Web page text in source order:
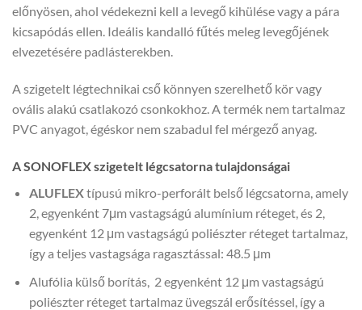
előnyösen, ahol védekezni kell a levegő kihülése vagy a pára
kicsapódás ellen. Ideális kandalló fűtés meleg levegőjének
elvezetésére padlásterekben.
A szigetelt légtechnikai cső könnyen szerelhető kör vagy
ovális alakú csatlakozó csonkokhoz. A termék nem tartalmaz
PVC anyagot, égéskor nem szabadul fel mérgező anyag.
A SONOFLEX szigetelt légcsatorna tulajdonságai
ALUFLEXtípusú mikro-perforált belső légcsatorna, amely
2, egyenként 7μm vastagságú alumínium réteget, és 2,
egyenként 12 μm vastagságú poliészter réteget tartalmaz,
így a teljes vastagsága ragasztással: 48.5 μm
Alufólia külső borítás, 2 egyenként 12 μm vastagságú
poliészter réteget tartalmaz üvegszál erősítéssel, így a